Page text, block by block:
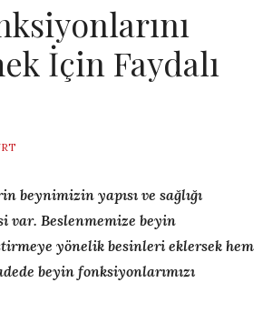
İçin Faydalı
beynimizin yapısı ve sağlığı
var. Beslenmemize beyin
yönelik besinleri eklersek hem
beyin fonksiyonlarımızı